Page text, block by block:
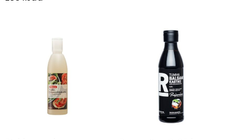
Pirkka vaalea
Rajamäen 0,25 l
Tumma Balsamikastike